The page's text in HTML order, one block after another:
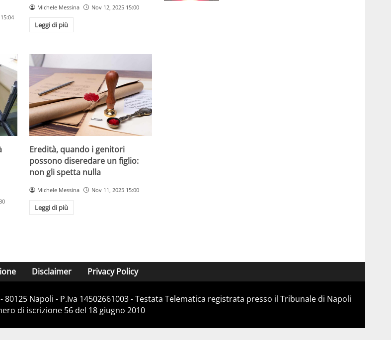
Michele Messina Nov 12, 2025 15:00
Leggi di più
Eredità, quando i genitori
possono diseredare un figlio:
non gli spetta nulla
Michele Messina Nov 11, 2025 15:00
Leggi di più
Disclaimer Privacy Policy
Napoli - P.Iva 14502661003 - Testata Telematica registrata presso il Tribunale di Napoli
di iscrizione 56 del 18 giugno 2010